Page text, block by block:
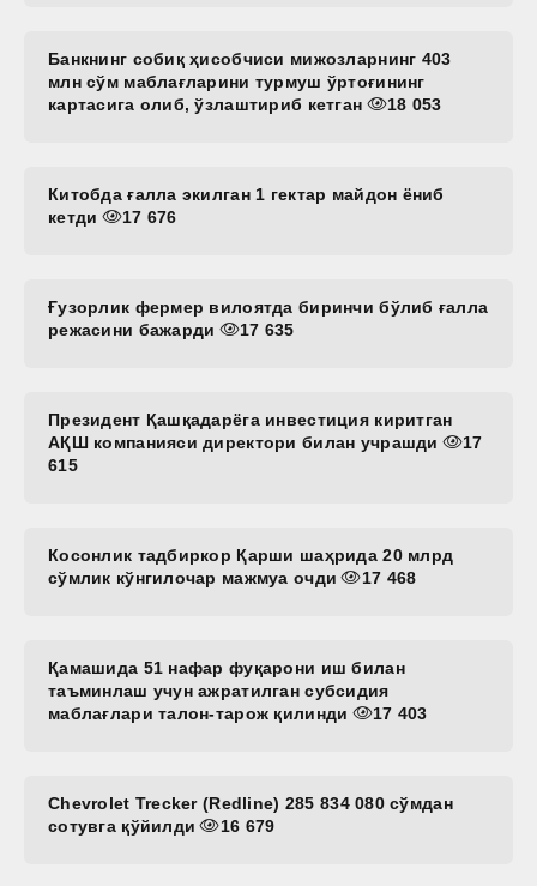
Банкнинг собиқ ҳисобчиси мижозларнинг 403
млн сўм маблағларини турмуш ўртоғининг
картасига олиб, ўзлаштириб кетган
18 053
Китобда ғалла экилган 1 гектар майдон ёниб
кетди
17 676
Ғузорлик фермер вилоятда биринчи бўлиб ғалла
режасини бажарди
17 635
Президент Қашқадарёга инвестиция киритган
АҚШ компанияси директори билан учрашди
17
615
Косонлик тадбиркор Қарши шаҳрида 20 млрд
сўмлик кўнгилочар мажмуа очди
17 468
Қамашида 51 нафар фуқарони иш билан
таъминлаш учун ажратилган субсидия
маблағлари талон-тарож қилинди
17 403
Chevrolet Trecker (Redline) 285 834 080 сўмдан
сотувга қўйилди
16 679